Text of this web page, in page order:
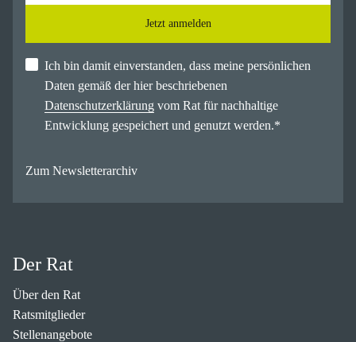
Jetzt anmelden
Ich bin damit einverstanden, dass meine persönlichen
Daten gemäß der hier beschriebenen
Datenschutzerklärung vom Rat für nachhaltige
Entwicklung gespeichert und genutzt werden.*
Zum Newsletterarchiv
Der Rat
Über den Rat
Ratsmitglieder
Stellenangebote